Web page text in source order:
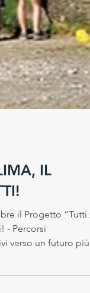
IL
il Progetto “Tutti x